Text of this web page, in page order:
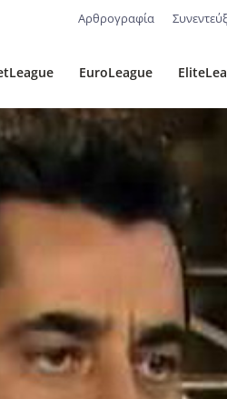
Αρθρογραφία
EuroLeague